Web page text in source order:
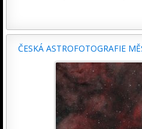
ČESKÁ ASTROFOTOGRAFIE